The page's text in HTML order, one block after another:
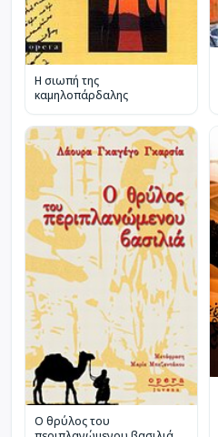
Η σιωπή της
καμηλοπάρδαλης
Ο θρύλος του